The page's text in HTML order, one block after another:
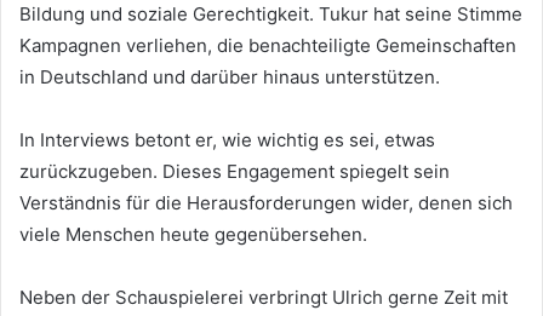
Bildung und soziale Gerechtigkeit. Tukur hat seine Stimme
Kampagnen verliehen, die benachteiligte Gemeinschaften
in Deutschland und darüber hinaus unterstützen.
In Interviews betont er, wie wichtig es sei, etwas
zurückzugeben. Dieses Engagement spiegelt sein
Verständnis für die Herausforderungen wider, denen sich
viele Menschen heute gegenübersehen.
Neben der Schauspielerei verbringt Ulrich gerne Zeit mit